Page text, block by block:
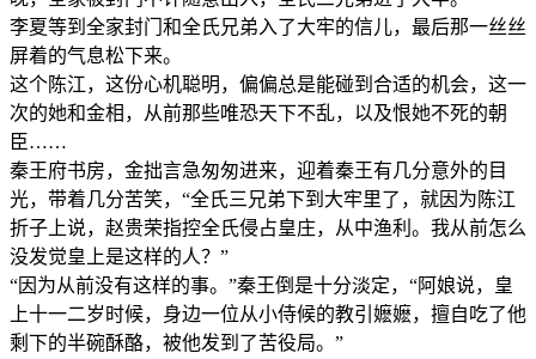
李夏等到全家封门和全氏兄弟入了大牢的信儿，最后那一丝丝
屏着的气息松下来。
这个陈江，这份心机聪明，偏偏总是能碰到合适的机会，这一
次的她和金相，从前那些唯恐天下不乱，以及恨她不死的朝
臣……
秦王府书房，金拙言急匆匆进来，迎着秦王有几分意外的目
光，带着几分苦笑，“全氏三兄弟下到大牢里了，就因为陈江
折子上说，赵贵荣指控全氏侵占皇庄，从中渔利。我从前怎么
没发觉皇上是这样的人？”
“因为从前没有这样的事。”秦王倒是十分淡定，“阿娘说，皇
上十一二岁时候，身边一位从小侍候的教引嬷嬷，擅自吃了他
剩下的半碗酥酪，被他发到了苦役局。”